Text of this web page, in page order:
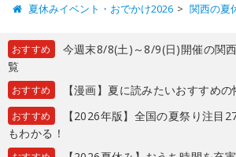
夏休みイベント・おでかけ2026 関西の夏
おすすめ
今週末8/8(土)～8/9(日)開催の関
覧
おすすめ 【漫画】夏に読みたいおすすめ
おすすめ
【2026年版】全国の夏祭り注目
もわかる！